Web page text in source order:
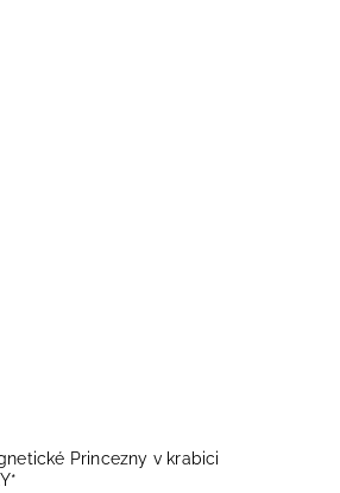
Princezny v krabici